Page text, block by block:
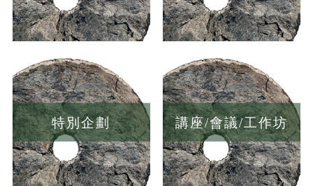
特別企劃 講座/會議/工作坊